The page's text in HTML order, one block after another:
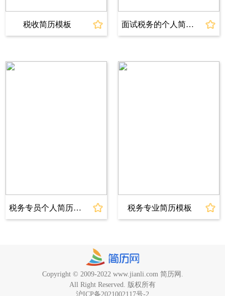
税收简历模板 面试税务的个人简历模板
税务专员个人简历模板 税务专业简历模板
Copyright © 2009-2022 www.jianli.com 简历网.
All Right Reserved. 版权所有
沪ICP备2021002117号-2